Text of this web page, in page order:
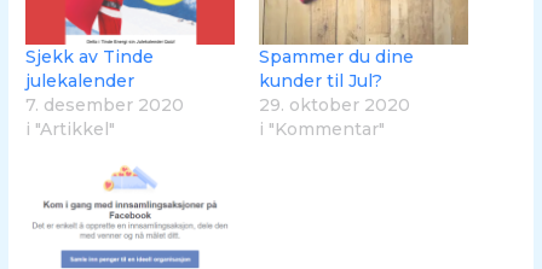
Sjekk av Tinde
julekalender
7. desember 2020
i "Artikkel"
Spammer du dine
kunder til Jul?
29. oktober 2020
i "Kommentar"